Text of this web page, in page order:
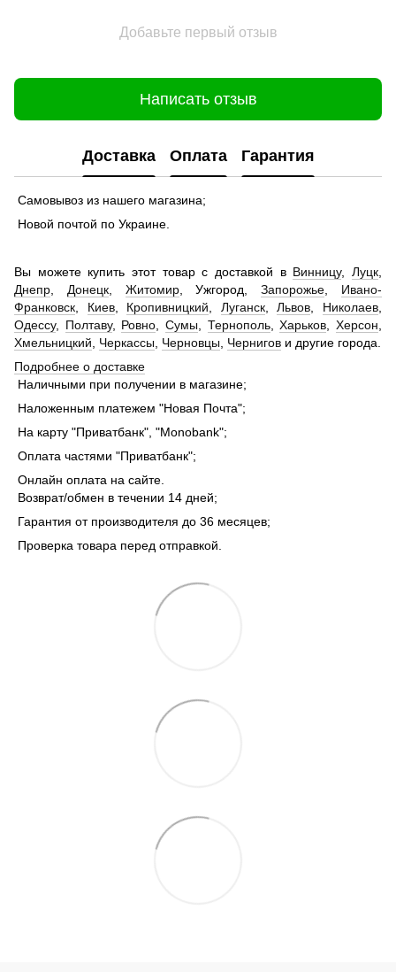
Добавьте первый отзыв
Написать отзыв
Доставка Оплата Гарантия
Самовывоз из нашего магазина;
Новой почтой по Украине.
Вы можете купить этот товар с доставкой в Винницу,Луцк,
Днепр, Донецк, Житомир, Ужгород,Запорожье, Ивано-
Франковск, Киев, Кропивницкий, Луганск,Львов, Николаев,
Одессу, Полтаву, Ровно,Сумы, Тернополь,Харьков,Херсон,
Хмельницкий, Черкассы, Черновцы, Чернигов и другие города.
Подробнее о доставке
Наличными при получении в магазине;
Наложенным платежем "Новая Почта";
На карту "Приватбанк", "Monobank";
Оплата частями "Приватбанк";
Онлайн оплата на сайте.
Возврат/обмен в течении 14 дней;
Гарантия от производителя до 36 месяцев;
Проверка товара перед отправкой.